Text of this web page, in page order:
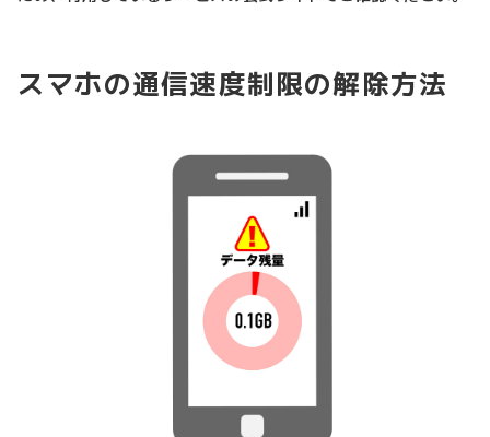
スマホの通信速度制限の解除方法